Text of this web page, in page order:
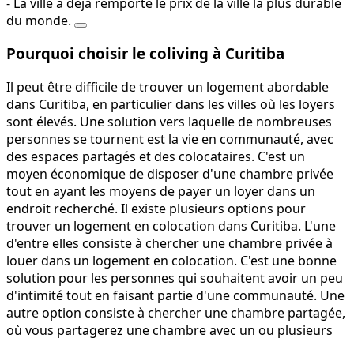
du monde.
Pourquoi choisir le coliving à Curitiba
Il peut être difficile de trouver un logement abordable
dans Curitiba, en particulier dans les villes où les loyers
sont élevés. Une solution vers laquelle de nombreuses
personnes se tournent est la vie en communauté, avec
des espaces partagés et des colocataires. C'est un
moyen économique de disposer d'une chambre privée
tout en ayant les moyens de payer un loyer dans un
endroit recherché. Il existe plusieurs options pour
trouver un logement en colocation dans Curitiba. L'une
d'entre elles consiste à chercher une chambre privée à
louer dans un logement en colocation. C'est une bonne
solution pour les personnes qui souhaitent avoir un peu
d'intimité tout en faisant partie d'une communauté. Une
autre option consiste à chercher une chambre partagée,
où vous partagerez une chambre avec un ou plusieurs